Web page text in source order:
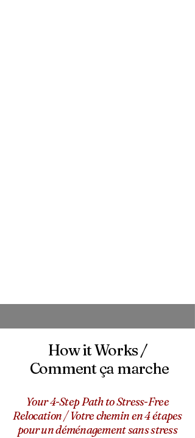
How it Works /
Comment ça marche
Your 4-Step Path to Stress-Free
Relocation / Votre chemin en 4 étapes
pour un déménagement sans stress